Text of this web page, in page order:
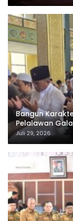
Bangun
Pelalawan
Juli 29, 2026